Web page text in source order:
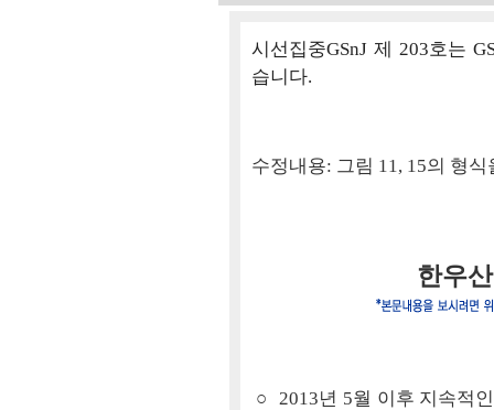
시선집중GSnJ 제 203호는
습니다.
수정내용: 그림 11, 15의 형
한우
○ 2013년 5월 이후 지속적